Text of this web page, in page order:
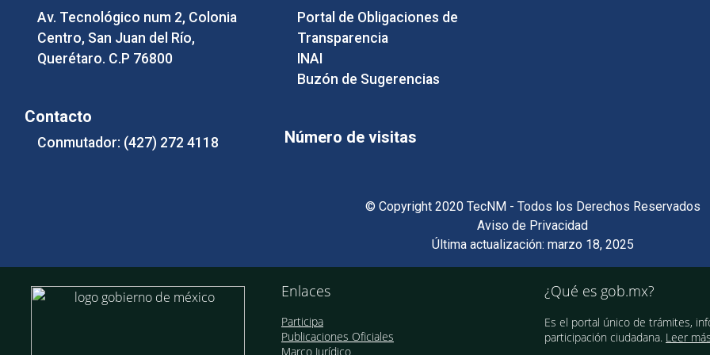
Av. Tecnológico num 2, Colonia
Centro, San Juan del Río,
Querétaro. C.P 76800
Contacto
Conmutador: (427) 272 4118
Portal de Obligaciones de
Transparencia
INAI
Buzón de Sugerencias
Número de visitas
© Copyright 2020 TecNM - Todos los Derechos Reservados
Aviso de Privacidad
Última actualización: marzo 18, 2025
Enlaces
Participa
Publicaciones Oficiales
Marco Jurídico
¿Qué es gob.mx?
Es el portal único de trámites,
participación ciudadana. Leer más